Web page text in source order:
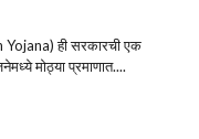
Yojana) ही सरकारची एक
मोठ्या प्रमाणात....